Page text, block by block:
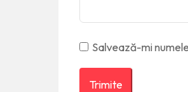
Salvează-mi